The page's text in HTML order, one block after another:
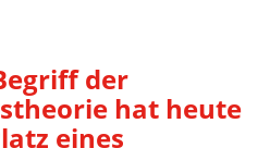
der
hat heute
eines